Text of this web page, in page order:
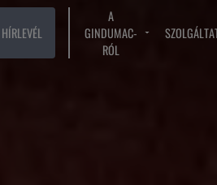
HÍRLEVÉL
A
GINDUMAC-
RÓL